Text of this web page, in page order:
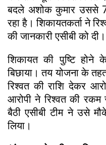
बदले अशोक कुमार उससे
रहा है। शिकायतकर्ता ने
की जानकारी एसीबी को दी।
शिकायत की पुष्टि
बिछाया। तय योजना के
रिश्वत की राशि देकर
आरोपी ने रिश्वत की रकम
बैठी एसीबी टीम ने उसे
लिया।